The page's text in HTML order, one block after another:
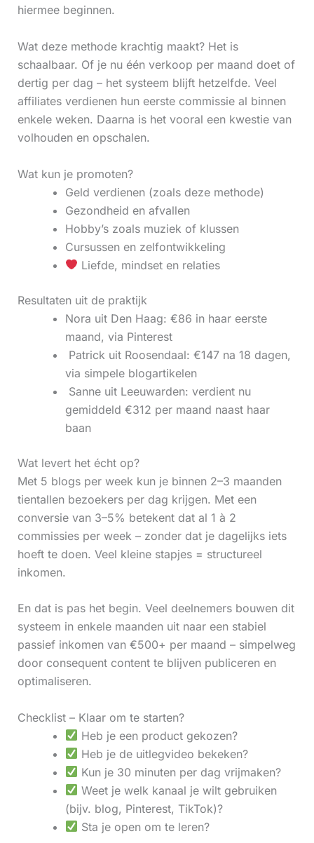
hiermee beginnen.
Wat deze methode krachtig maakt? Het is
schaalbaar. Of je nu één verkoop per maand doet of
dertig per dag – het systeem blijft hetzelfde. Veel
affiliates verdienen hun eerste commissie al binnen
enkele weken. Daarna is het vooral een kwestie van
volhouden en opschalen.
Wat kun je promoten?
Geld verdienen (zoals deze methode)
Gezondheid en afvallen
Hobby’s zoals muziek of klussen
Cursussen en zelfontwikkeling
Liefde, mindset en relaties
Resultaten uit de praktijk
Nora uit Den Haag: €86 in haar eerste
maand, via Pinterest
‍ Patrick uit Roosendaal: €147 na 18 dagen,
via simpele blogartikelen
‍ Sanne uit Leeuwarden: verdient nu
gemiddeld €312 per maand naast haar
baan
Wat levert het écht op?
Met 5 blogs per week kun je binnen 2–3 maanden
tientallen bezoekers per dag krijgen. Met een
conversie van 3–5% betekent dat al 1 à 2
commissies per week – zonder dat je dagelijks iets
hoeft te doen. Veel kleine stapjes = structureel
inkomen.
En dat is pas het begin. Veel deelnemers bouwen dit
systeem in enkele maanden uit naar een stabiel
passief inkomen van €500+ per maand – simpelweg
door consequent content te blijven publiceren en
optimaliseren.
Checklist – Klaar om te starten?
Heb je een product gekozen?
Heb je de uitlegvideo bekeken?
Kun je 30 minuten per dag vrijmaken?
Weet je welk kanaal je wilt gebruiken
(bijv. blog, Pinterest, TikTok)?
Sta je open om te leren?